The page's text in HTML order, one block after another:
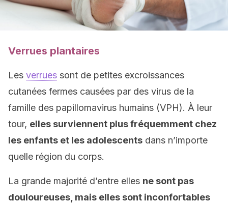
Verrues plantaires
Les verrues sont de petites excroissances
cutanées fermes causées par des virus de la
famille des papillomavirus humains (VPH). À leur
tour, elles surviennent plus fréquemment chez
les enfants et les adolescents dans n’importe
quelle région du corps.
La grande majorité d’entre elles ne sont pas
douloureuses, mais elles sont inconfortables